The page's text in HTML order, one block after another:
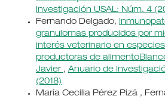
Investigación USAL: Núm. 4
Fernando Delgado,
granulomas producidos por
interés veterinario en
productoras de
Javier , Anuario de
(2018)
María Cecilia Pérez Pizá ,